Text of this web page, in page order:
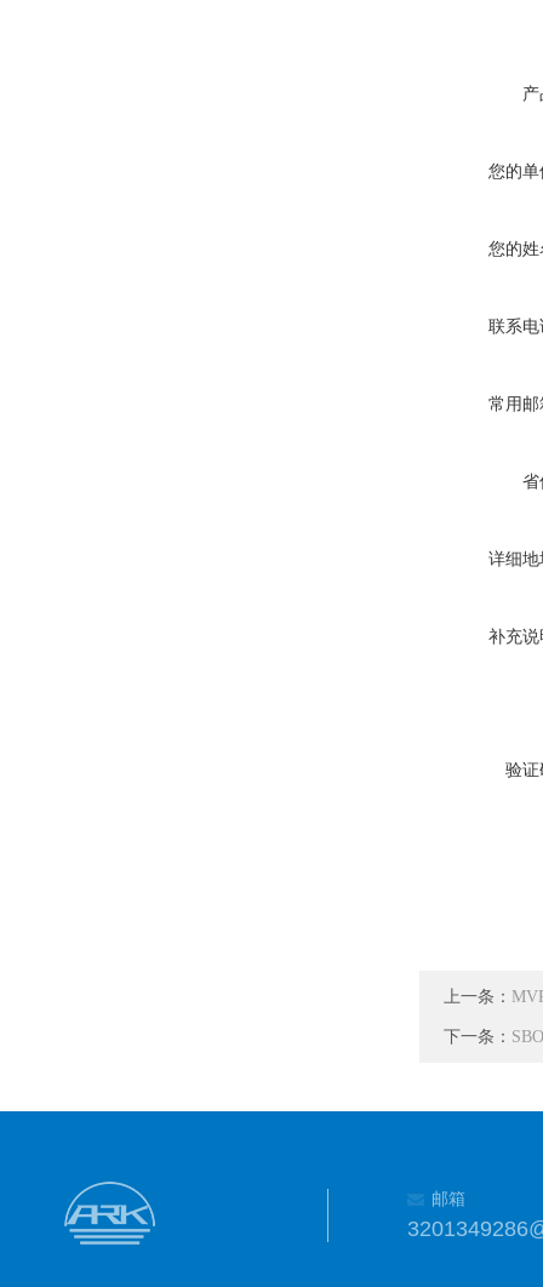
您的
您的
联系
常用
省
详细
补充
验
上一条：
下一条：
邮箱